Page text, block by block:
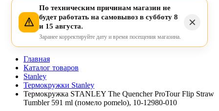
По техническим причинам магазин не
будет работать на самовывоз в субботу 8
и 15 августа.
Заранее корректируйте дату и время посещения магазина.
Главная
Каталог товаров
Stanley
Термокружки Stanley
Термокружка STANLEY The Quencher ProTour Flip Straw
Tumbler 591 ml (помело pomelo), 10-12980-010